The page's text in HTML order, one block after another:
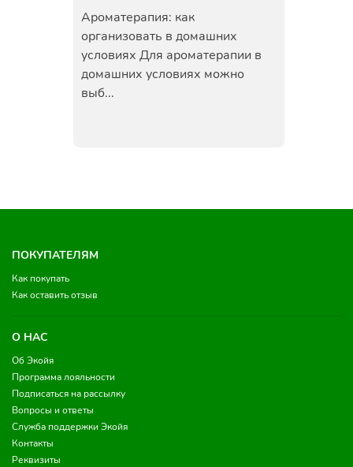
Ароматерапия: как
организовать в домашних
условиях Для ароматерапии в
домашних условиях можно
выб...
ПОКУПАТЕЛЯМ
Как покупать
Как оставить отзыв
О НАС
Об Экойя
Программа лояльности
Подписаться на рассылку
Вопросы и ответы
Служба поддержки Экойя
Контакты
Реквизиты